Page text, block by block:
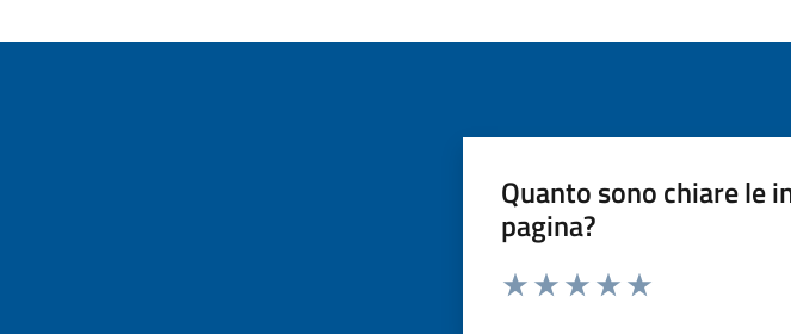
Quanto sono chiare le
pagina?
Valuta da 1 a 5 stelle la pagina